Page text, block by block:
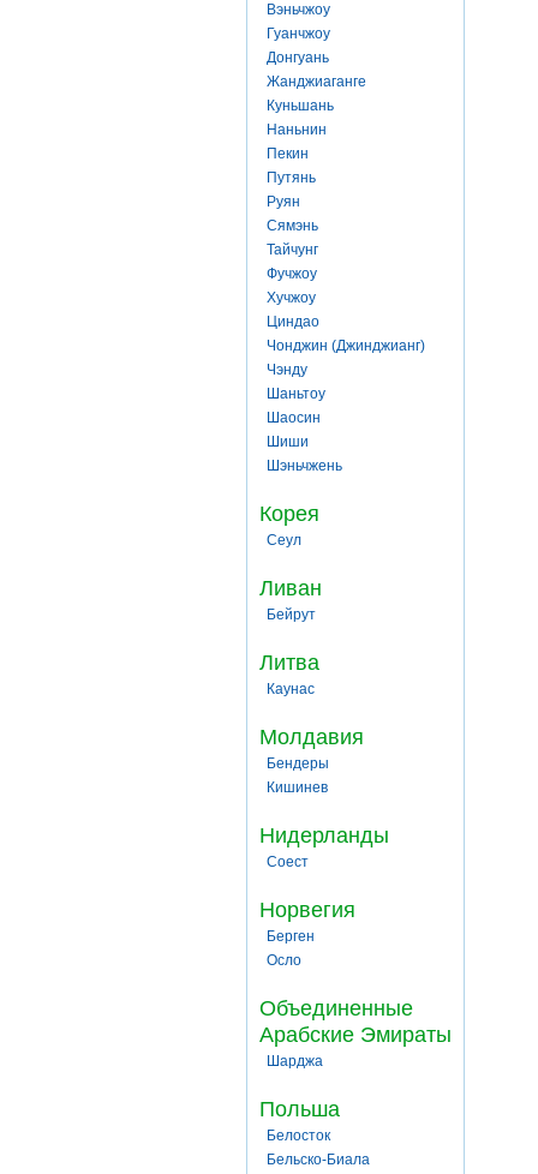
Вэньчжоу
Гуанчжоу
Донгуань
Жанджиаганге
Куньшань
Наньнин
Пекин
Путянь
Руян
Сямэнь
Тайчунг
Фучжоу
Хучжоу
Циндао
Чонджин (Джинджианг)
Чэнду
Шаньтоу
Шаосин
Шиши
Шэньчжень
Корея
Сеул
Ливан
Бейрут
Литва
Каунас
Молдавия
Бендеры
Кишинев
Нидерланды
Соест
Норвегия
Берген
Осло
Объединенные
Арабские Эмираты
Шарджа
Польша
Белосток
Бельско-Биала